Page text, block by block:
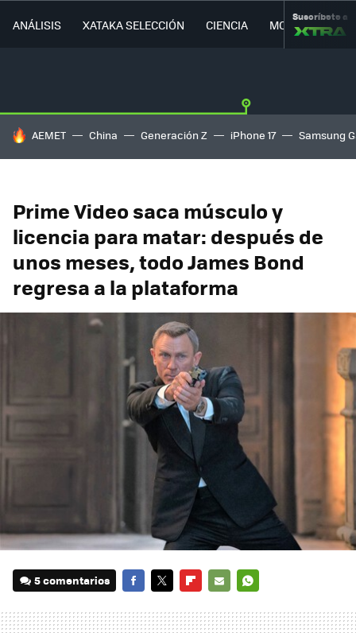
ANÁLISIS XATAKA SELECCIÓN CIENCIA MOVILIDAD
Suscríbete a
HOY SE HABLA DE
AEMET China Generación Z iPhone 17 Samsung
Prime Video saca músculo y
licencia para matar: después de
unos meses, todo James Bond
regresa a la plataforma
5 comentarios
MAIL